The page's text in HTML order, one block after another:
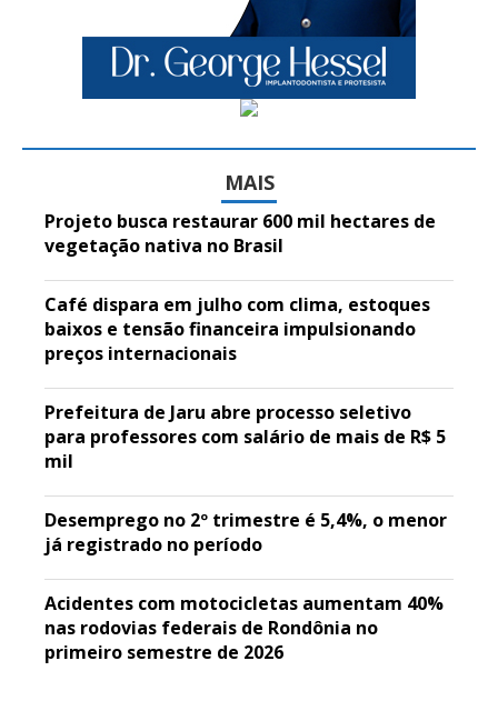
MAIS
Projeto busca restaurar 600 mil hectares de
vegetação nativa no Brasil
Café dispara em julho com clima, estoques
baixos e tensão financeira impulsionando
preços internacionais
Prefeitura de Jaru abre processo seletivo
para professores com salário de mais de R$ 5
mil
Desemprego no 2º trimestre é 5,4%, o menor
já registrado no período
Acidentes com motocicletas aumentam 40%
nas rodovias federais de Rondônia no
primeiro semestre de 2026